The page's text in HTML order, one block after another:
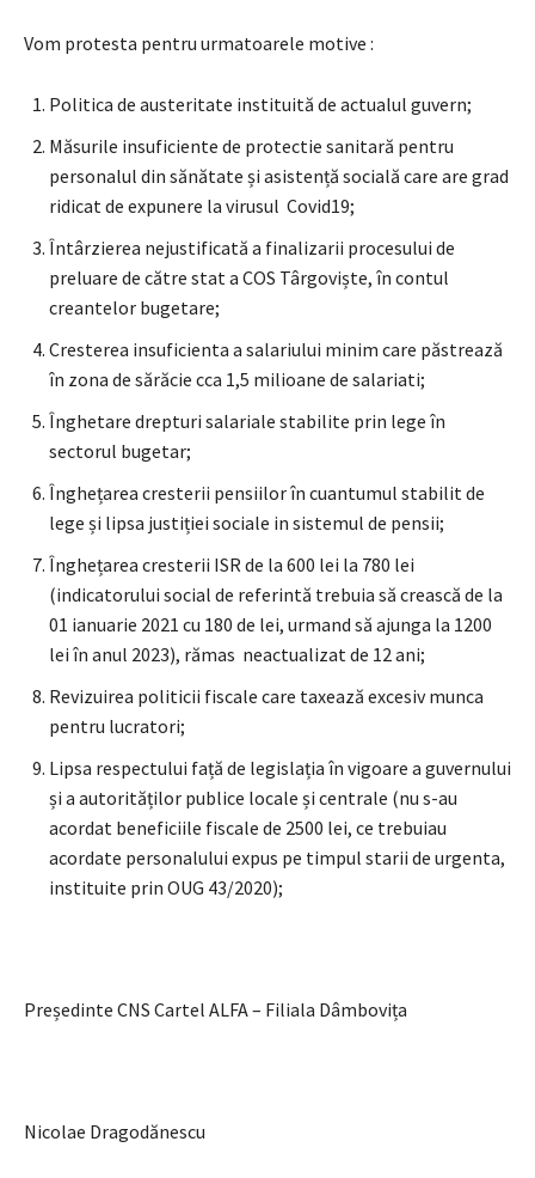
Vom protesta pentru urmatoarele motive :
Politica de austeritate instituită de actualul guvern;
Măsurile insuficiente de protectie sanitară pentru
personalul din sănătate și asistență socială care are grad
ridicat de expunere la virusul Covid19;
Întârzierea nejustificată a finalizarii procesului de
preluare de către stat a COS Târgoviște, în contul
creantelor bugetare;
Cresterea insuficienta a salariului minim care păstrează
în zona de sărăcie cca 1,5 milioane de salariati;
Înghetare drepturi salariale stabilite prin lege în
sectorul bugetar;
Înghețarea cresterii pensiilor în cuantumul stabilit de
lege și lipsa justiției sociale in sistemul de pensii;
Înghețarea cresterii ISR de la 600 lei la 780 lei
(indicatorului social de referintă trebuia să crească de la
01 ianuarie 2021 cu 180 de lei, urmand să ajunga la 1200
lei în anul 2023), rămas neactualizat de 12 ani;
Revizuirea politicii fiscale care taxează excesiv munca
pentru lucratori;
Lipsa respectului față de legislația în vigoare a guvernului
și a autorităților publice locale și centrale (nu s-au
acordat beneficiile fiscale de 2500 lei, ce trebuiau
acordate personalului expus pe timpul starii de urgenta,
instituite prin OUG 43/2020);
Președinte CNS Cartel ALFA – Filiala Dâmbovița
Nicolae Dragodănescu